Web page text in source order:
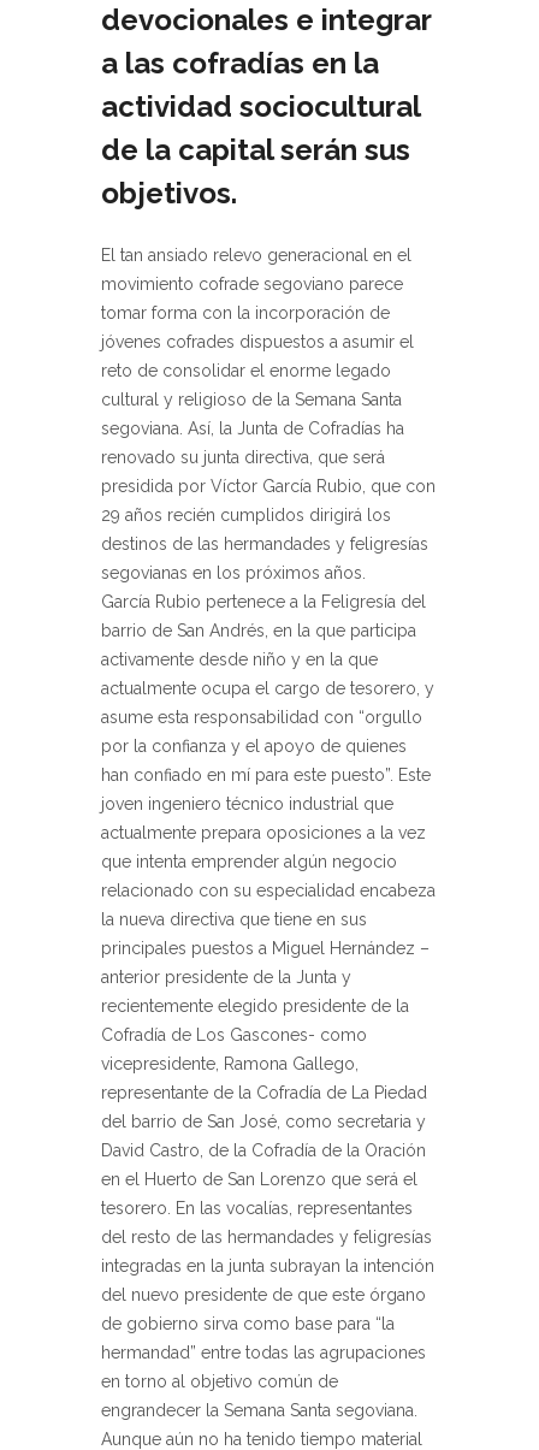
devocionales e integrar
a las cofradías en la
actividad sociocultural
de la capital serán sus
objetivos.
El tan ansiado relevo generacional en el
movimiento cofrade segoviano parece
tomar forma con la incorporación de
jóvenes cofrades dispuestos a asumir el
reto de consolidar el enorme legado
cultural y religioso de la Semana Santa
segoviana. Así, la Junta de Cofradías ha
renovado su junta directiva, que será
presidida por Víctor García Rubio, que con
29 años recién cumplidos dirigirá los
destinos de las hermandades y feligresías
segovianas en los próximos años.
García Rubio pertenece a la Feligresía del
barrio de San Andrés, en la que participa
activamente desde niño y en la que
actualmente ocupa el cargo de tesorero, y
asume esta responsabilidad con “orgullo
por la confianza y el apoyo de quienes
han confiado en mí para este puesto”. Este
joven ingeniero técnico industrial que
actualmente prepara oposiciones a la vez
que intenta emprender algún negocio
relacionado con su especialidad encabeza
la nueva directiva que tiene en sus
principales puestos a Miguel Hernández –
anterior presidente de la Junta y
recientemente elegido presidente de la
Cofradía de Los Gascones- como
vicepresidente, Ramona Gallego,
representante de la Cofradía de La Piedad
del barrio de San José, como secretaria y
David Castro, de la Cofradía de la Oración
en el Huerto de San Lorenzo que será el
tesorero. En las vocalías, representantes
del resto de las hermandades y feligresías
integradas en la junta subrayan la intención
del nuevo presidente de que este órgano
de gobierno sirva como base para “la
hermandad” entre todas las agrupaciones
en torno al objetivo común de
engrandecer la Semana Santa segoviana.
Aunque aún no ha tenido tiempo material